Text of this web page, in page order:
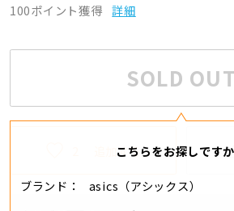
100ポイント獲得 詳細
SOLD OUT
こちらをお探しです
ブランド
asics（アシックス）
追加する